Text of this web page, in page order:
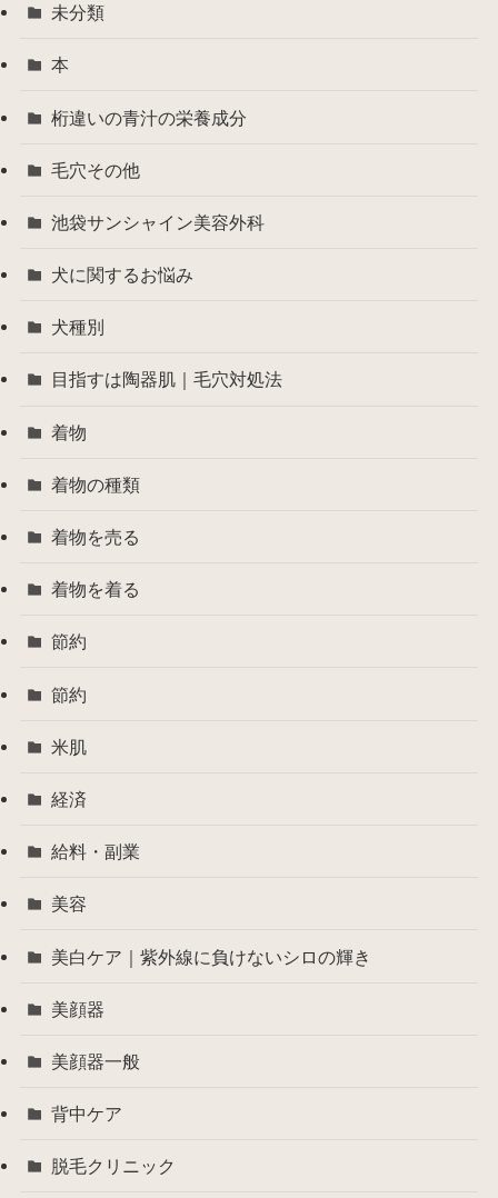
未分類
本
桁違いの青汁の栄養成分
毛穴その他
池袋サンシャイン美容外科
犬に関するお悩み
犬種別
目指すは陶器肌｜毛穴対処法
着物
着物の種類
着物を売る
着物を着る
節約
節約
米肌
経済
給料・副業
美容
美白ケア｜紫外線に負けないシロの輝き
美顔器
美顔器一般
背中ケア
脱毛クリニック